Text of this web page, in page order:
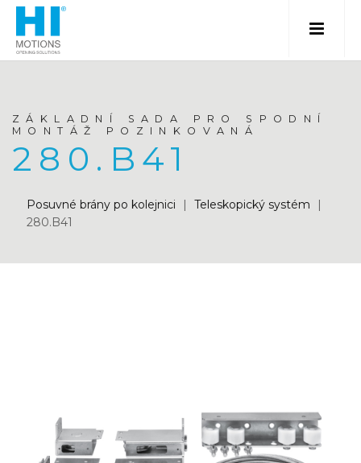
ZÁKLADNÍ SADA PRO SPODNÍ
MONTÁŽ POZINKOVANÁ
280.B41
Posuvné brány po kolejnici | Teleskopický systém
|
280.B41